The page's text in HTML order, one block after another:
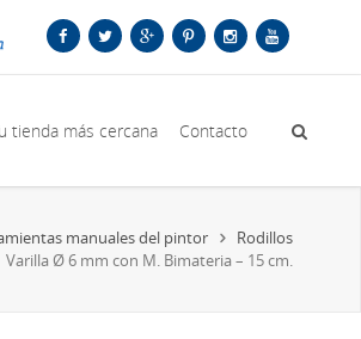
tienda más cercana Contacto
manuales del pintor
Rodillos
Varilla Ø 6 mm con M. Bimateria – 15 cm.